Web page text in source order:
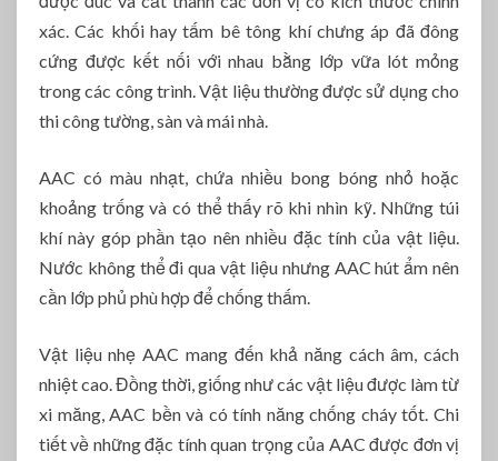
xác. Các khối hay tấm bê tông khí chưng áp đã đông
cứng được kết nối với nhau bằng lớp vữa lót mỏng
trong các công trình. Vật liệu thường được sử dụng cho
thi công tường, sàn và mái nhà.
AAC có màu nhạt, chứa nhiều bong bóng nhỏ hoặc
khoảng trống và có thể thấy rõ khi nhìn kỹ. Những túi
khí này góp phần tạo nên nhiều đặc tính của vật liệu.
Nước không thể đi qua vật liệu nhưng AAC hút ẩm nên
cần lớp phủ phù hợp để chống thấm.
Vật liệu nhẹ AAC mang đến khả năng cách âm, cách
nhiệt cao. Đồng thời, giống như các vật liệu được làm từ
xi măng, AAC bền và có tính năng chống cháy tốt. Chi
tiết về những đặc tính quan trọng của AAC được đơn vị